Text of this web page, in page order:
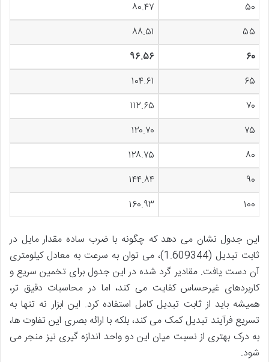
۵۰
۸۰.۴۷
۵۵
۸۸.۵۱
۶۰
۹۶.۵۶
۶۵
۱۰۴.۶۱
۷۰
۱۱۲.۶۵
۷۵
۱۲۰.۷۰
۸۰
۱۲۸.۷۵
۹۰
۱۴۴.۸۴
۱۰۰
۱۶۰.۹۳
این جدول نشان می دهد که چگونه با ضرب ساده مقدار مایل در
ثابت تبدیل (1.609344)، می توان به سرعت به معادل کیلومتری
آن دست یافت. مقادیر گرد شده در این جدول برای تخمین سریع و
کاربردهای غیرحساس کفایت می کند، اما در محاسبات دقیق تر،
همیشه باید از ثابت تبدیل کامل استفاده کرد. این ابزار نه تنها به
تسریع فرآیند تبدیل کمک می کند، بلکه با ارائه بصری این تفاوت ها،
به درک بهتری از نسبت میان این دو واحد اندازه گیری نیز منجر می
شود.